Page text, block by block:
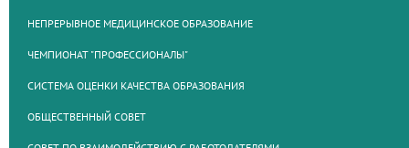
НЕПРЕРЫВНОЕ МЕДИЦИНСКОЕ ОБРАЗОВАНИЕ
ЧЕМПИОНАТ "ПРОФЕССИОНАЛЫ"
СИСТЕМА ОЦЕНКИ КАЧЕСТВА ОБРАЗОВАНИЯ
ОБЩЕСТВЕННЫЙ СОВЕТ